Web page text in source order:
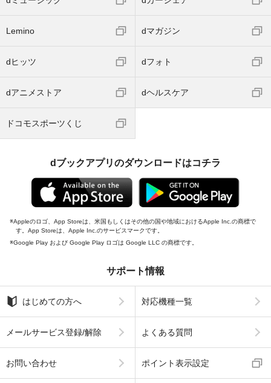
Lemino dマガジン
dヒッツ dフォト
dアニメストア dヘルスケア
ドコモスポーツくじ
dブックアプリのダウンロードはコチラ
Appleのロゴ、App Storeは、米国もしくはその他の国や地域におけるApple Inc.の商標で
す。App Storeは、Apple Inc.のサービスマークです。
Google Play および Google Play ロゴは Google LLC の商標です。
サポート情報
はじめての方へ 対応機種一覧
メールサービス登録/解除 よくある質問
お問い合わせ ポイント表示設定